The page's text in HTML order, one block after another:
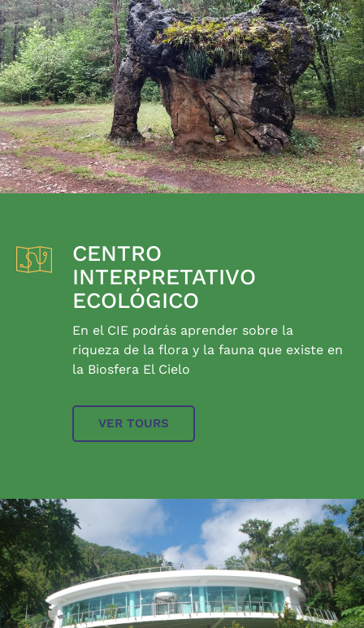
CENTRO
INTERPRETATIVO
ECOLÓGICO
En el CIE podrás aprender sobre la
riqueza de la flora y la fauna que existe en
la Biosfera El Cielo
VER TOURS